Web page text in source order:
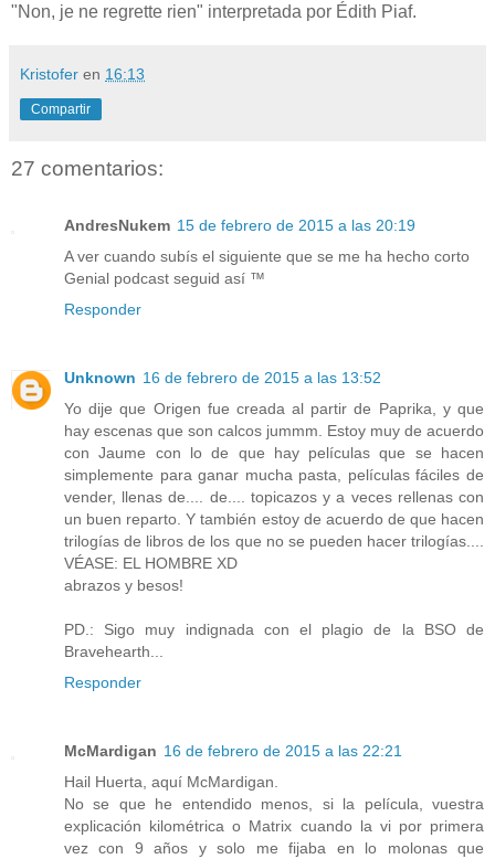
"Non, je ne regrette rien" interpretada por Édith Piaf.
Kristofer en 16:13
Compartir
27 comentarios:
AndresNukem 15 de febrero de 2015 a las 20:19
A ver cuando subís el siguiente que se me ha hecho corto
Genial podcast seguid así ™
Responder
Unknown 16 de febrero de 2015 a las 13:52
Yo dije que Origen fue creada al partir de Paprika, y que
hay escenas que son calcos jummm. Estoy muy de acuerdo
con Jaume con lo de que hay películas que se hacen
simplemente para ganar mucha pasta, películas fáciles de
vender, llenas de.... de.... topicazos y a veces rellenas con
un buen reparto. Y también estoy de acuerdo de que hacen
trilogías de libros de los que no se pueden hacer trilogías....
VÉASE: EL HOMBRE XD
abrazos y besos!
PD.: Sigo muy indignada con el plagio de la BSO de
Bravehearth...
Responder
McMardigan 16 de febrero de 2015 a las 22:21
Hail Huerta, aquí McMardigan.
No se que he entendido menos, si la película, vuestra
explicación kilométrica o Matrix cuando la vi por primera
vez con 9 años y solo me fijaba en lo molonas que